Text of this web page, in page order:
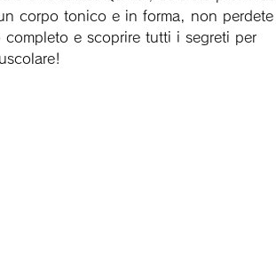
corpo tonico e in forma, non perdete
e scoprire tutti i segreti per